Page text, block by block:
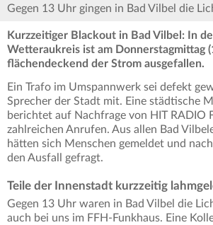
Gegen 13 Uhr gingen in Bad Vilbel die
Kurzzeitiger Blackout in Bad Vilbel: In
Wetteraukreis ist am Donnerstagmittag
flächendeckend der Strom ausgefallen.
Ein Trafo im Umspannwerk sei defekt
Sprecher der Stadt mit. Eine städtische
berichtet auf Nachfrage von HIT RADIO
zahlreichen Anrufen. Aus allen Bad
hätten sich Menschen gemeldet und
den Ausfall gefragt.
Teile der Innenstadt kurzzeitig
Gegen 13 Uhr waren in Bad Vilbel die
auch bei uns im FFH-Funkhaus. Eine